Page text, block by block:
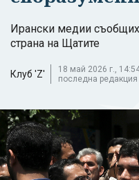
Ирански медии
страна на Щатите
Клуб 'Z'
18 май 2026 г.,
последна